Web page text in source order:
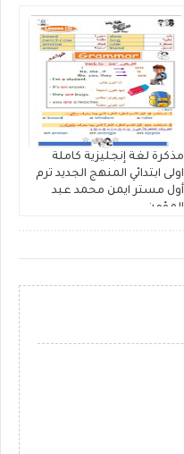
مذكرة لغة إنجليزية كاملة
اولى ابتدائي المنهج الجديد ترم
أول مستر ايمن محمد عبد
المؤمن.